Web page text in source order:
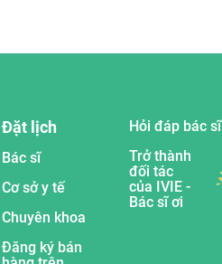
Đặt lịch
Bác sĩ
Cơ sở y tế
Chuyên khoa
Đăng ký bán
Hỏi đáp bác sĩ
Trở thành
đối tác
của IVIE -
Bác sĩ ơi